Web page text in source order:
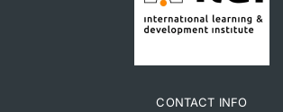
CONTACT INFO